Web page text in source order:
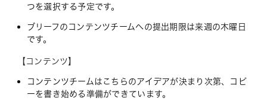
つを選択する予定です。
ブリーフのコンテンツチームへの提出期限は来週の木曜日
です。
【コンテンツ】
コンテンツチームはこちらのアイデアが決まり次第、コピ
ーを書き始める準備ができています。